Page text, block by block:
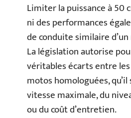
Limiter la puissance à 50
ni des performances
de conduite similaire
La législation autorise
véritables écarts entre
motos homologuées, qu’il
vitesse maximale, du
ou du coût d’entretien.